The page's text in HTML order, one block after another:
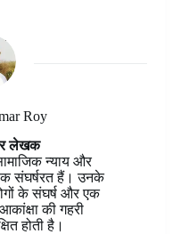
Roy
लेखक
न्याय और
संघर्षरत हैं। उनके
के संघर्ष और एक
की गहरी
होती है।